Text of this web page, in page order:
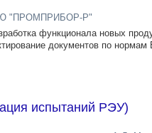
"ПРОМПРИБОР-Р"
функционала новых
документов по
испытаний РЭУ)